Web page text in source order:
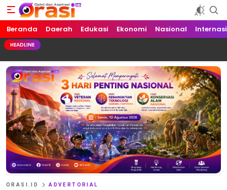
Orasi.ID
Opini dan Aspirasi!
Beranda Daerah Edukasi Ekonomi Nasional
HEADLINE
ORASI.ID ADVERTORIAL